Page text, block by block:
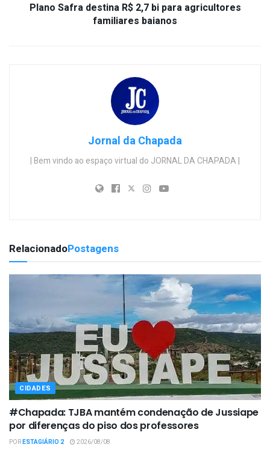
Plano Safra destina R$ 2,7 bi para agricultores
familiares baianos
Jornal da Chapada
| Bem vindo ao espaço virtual do JORNAL DA CHAPADA |
RelacionadoPostagens
CIDADES
#Chapada: TJBA mantém condenação de Jussiape
por diferenças do piso dos professores
PORESTAGIÁRIO 2 2026/08/08